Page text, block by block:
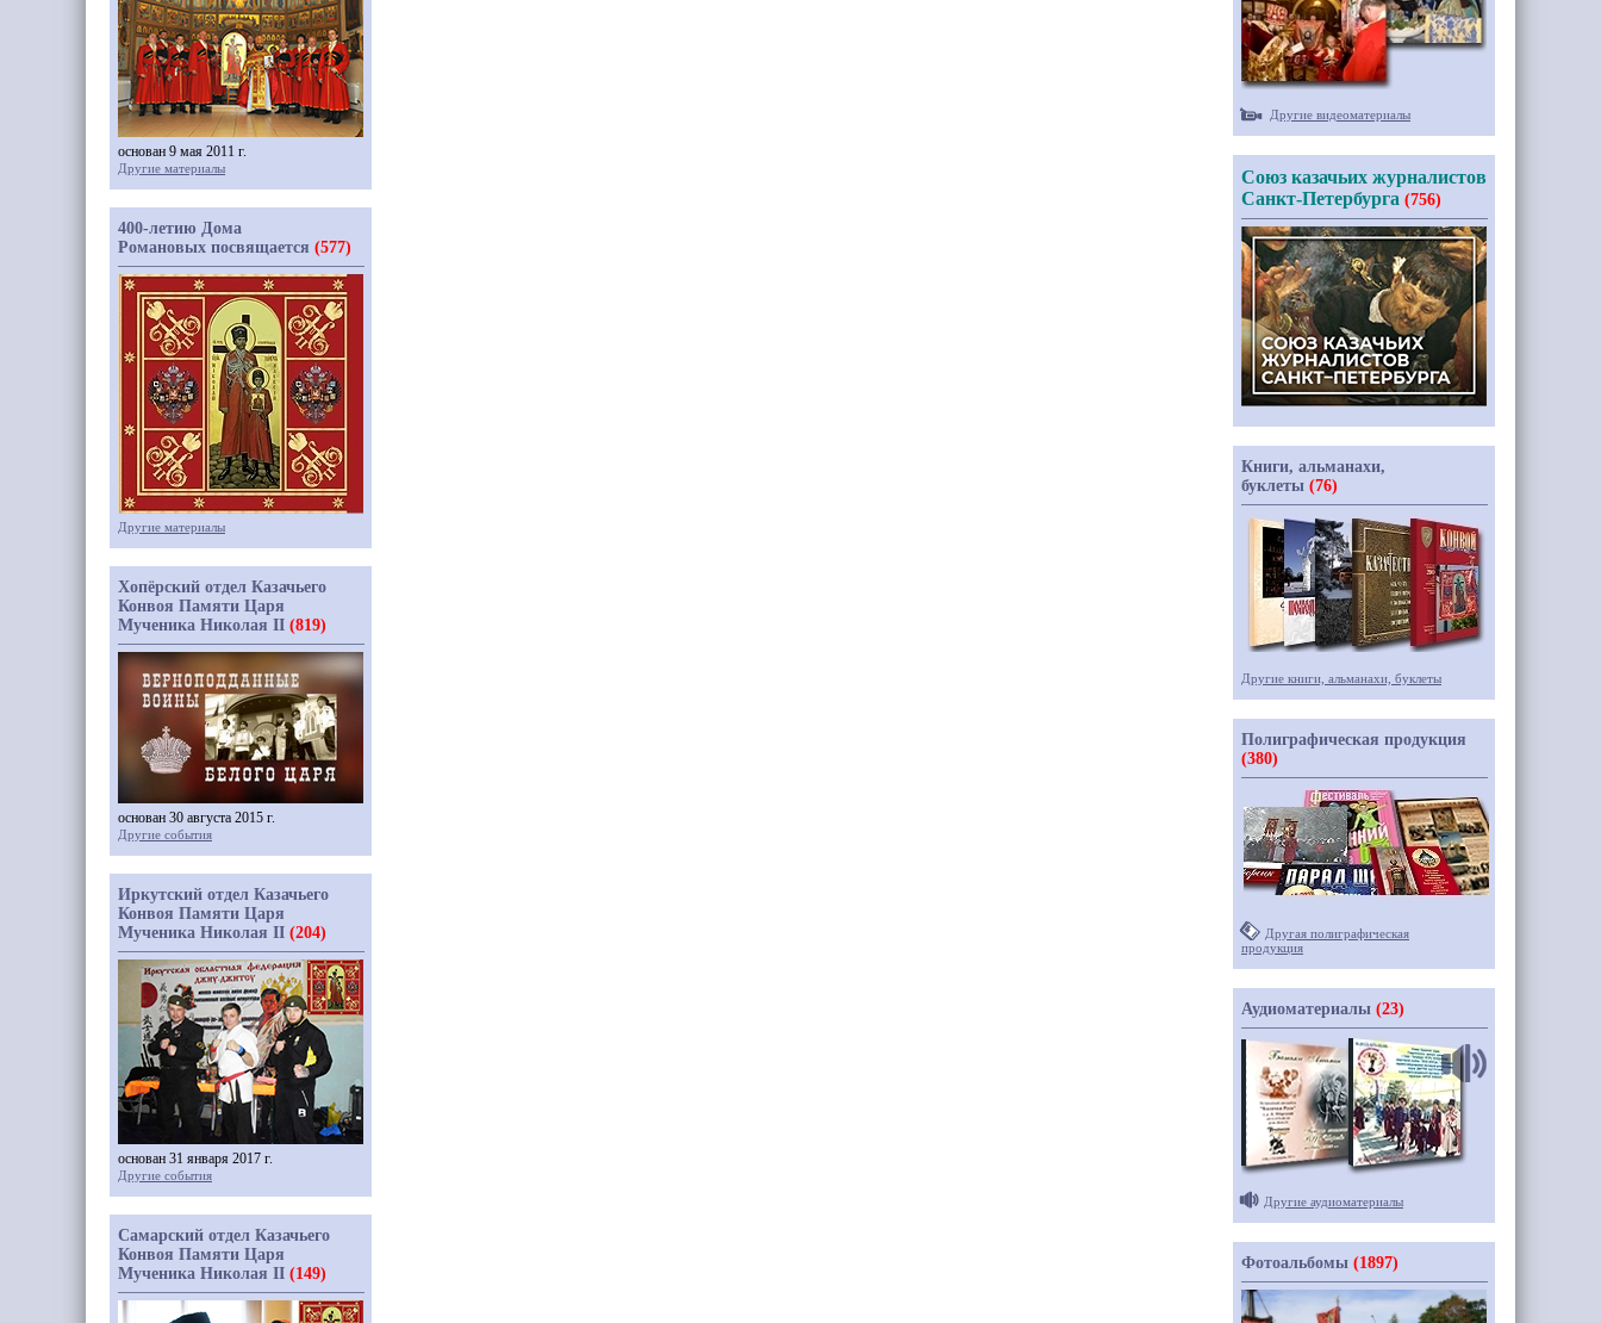
основан 9 мая 2011 г.
Другие материалы
400-летию Дома
Романовых посвящается (577)
Другие материалы
Хопёрский отдел Казачьего
Конвоя Памяти Царя
Мученика Николая II (819)
основан 30 августа 2015 г.
Другие события
Иркутский отдел Казачьего
Конвоя Памяти Царя
Мученика Николая II (204)
основан 31 января 2017 г.
Другие события
Самарский отдел Казачьего
Конвоя Памяти Царя
Мученика Николая II (149)
Другие видеоматериалы
Союз казачьих журналистов
Санкт-Петербурга (756)
Книги, альманахи,
буклеты (76)
Другие книги, альманахи, буклеты
Полиграфическая продукция
(380)
Другая полиграфическая
продукция
Аудиоматериалы (23)
Другие аудиоматериалы
Фотоальбомы (1897)